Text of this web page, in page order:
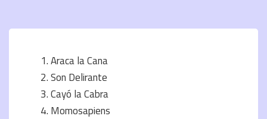
Araca la Cana
Son Delirante
Cayó la Cabra
Momosapiens